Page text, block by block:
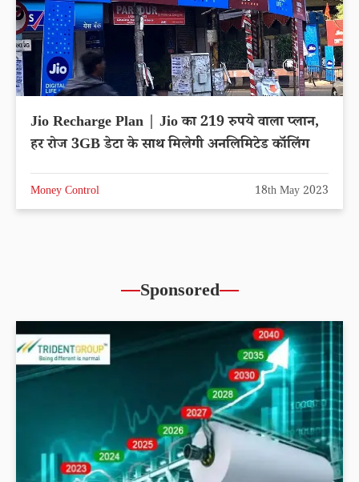
Jio Recharge Plan | Jio का 219 रुपये वाला प्लान,
हर रोज 3GB डेटा के साथ मिलेगी अनलिमिटेड कॉलिंग
Money Control 18th May 2023
Sponsored